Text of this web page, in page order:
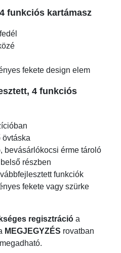
funkciós kartámasz
fekete design elem
4 funkciós
övtáska
bevásárlókocsi érme tároló
részben
funkciók
fekete vagy szürke
regisztráció a
MEGJEGYZÉS rovatban